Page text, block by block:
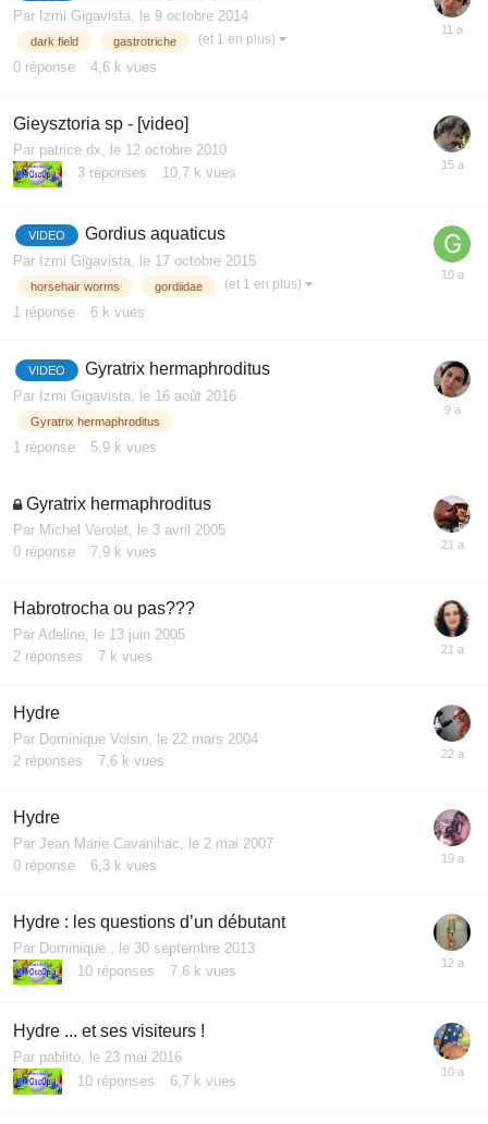
Par Izmi Gigavista, le 9 octobre 2014
dark field gastrotriche (et 1 en plus)
0 réponse 4,6 k vues
Gieysztoria sp - [video]
Par patrice dx, le 12 octobre 2010
3 réponses 10,7 k vues
VIDEO Gordius aquaticus
Par Izmi Gigavista le 17 octobre 2015
horsehair worms gordiidae (et 1 en plus)
1 réponse 6 k vues
VIDEO Gyratrix hermaphroditus
Par Izmi Gigavista le 16 août 2016
Gyratrix hermaphroditus
1 réponse 5,9 k vues
Gyratrix hermaphroditus
Par Michel Verolet
le 3 avril 2005
0 réponse 7,9 k vues
Habrotrocha ou pas???
Par Adeline le 13 juin 2005
2 réponses 7 k vues
Hydre
Par Dominique Voisin le 22 mars 2004
2 réponses 7,6 k vues
Hydre
Par Jean Marie Cavanihac
le 2 mai 2007
0 réponse 6,3 k vues
Hydre : les questions d’un débutant
Par Dominique.
le 30 septembre 2013
10 réponses 7,6 k vues
Hydre ... et ses visiteurs !
Par pablito, le 23 mai 2016
10 réponses 6,7 k vues